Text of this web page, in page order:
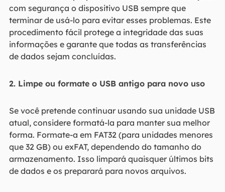
com segurança o dispositivo USB sempre que
terminar de usá-lo para evitar esses problemas. Este
procedimento fácil protege a integridade das suas
informações e garante que todas as transferências
de dados sejam concluídas.
2. Limpe ou formate o USB antigo para novo uso
Se você pretende continuar usando sua unidade USB
atual, considere formatá-la para manter sua melhor
forma. Formate-a em FAT32 (para unidades menores
que 32 GB) ou exFAT, dependendo do tamanho do
armazenamento. Isso limpará quaisquer últimos bits
de dados e os preparará para novos arquivos.